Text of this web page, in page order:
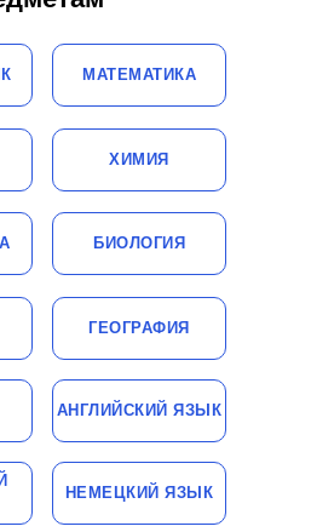
МАТЕМАТИКА
ХИМИЯ
БИОЛОГИЯ
ГЕОГРАФИЯ
АНГЛИЙСКИЙ ЯЗЫК
НЕМЕЦКИЙ ЯЗЫК